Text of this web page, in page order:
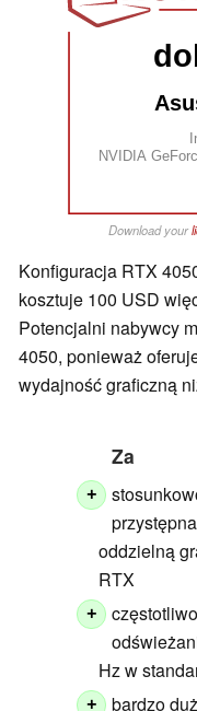
NVIDIA
Download your
Konfiguracja RTX
kosztuje 100 USD
Potencjalni nabywcy
4050, ponieważ
wydajność graficzną
Za
+
oddzielną
RTX
+
Hz w
+
bardzo